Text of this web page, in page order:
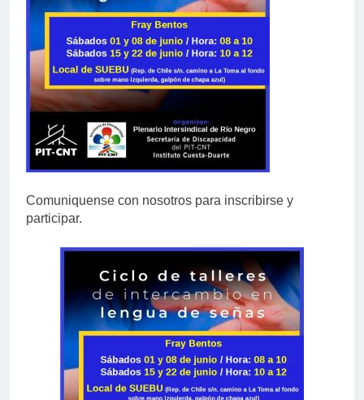
Comuniquense con nosotros para inscribirse y
participar.